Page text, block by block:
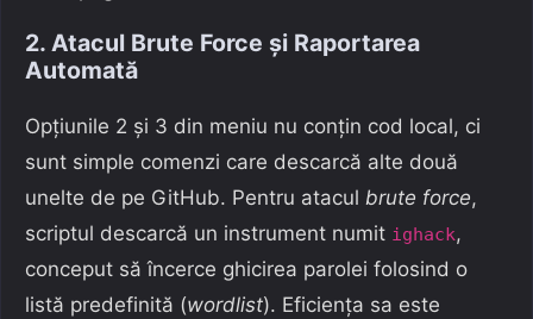
2. Atacul Brute Force și Raportarea
Automată
Opțiunile 2 și 3 din meniu nu conțin cod local, ci
sunt simple comenzi care descarcă alte două
unelte de pe GitHub. Pentru atacul brute force,
scriptul descarcă un instrument numit ighack,
conceput să încerce ghicirea parolei folosind o
listă predefinită (wordlist). Eficiența sa este